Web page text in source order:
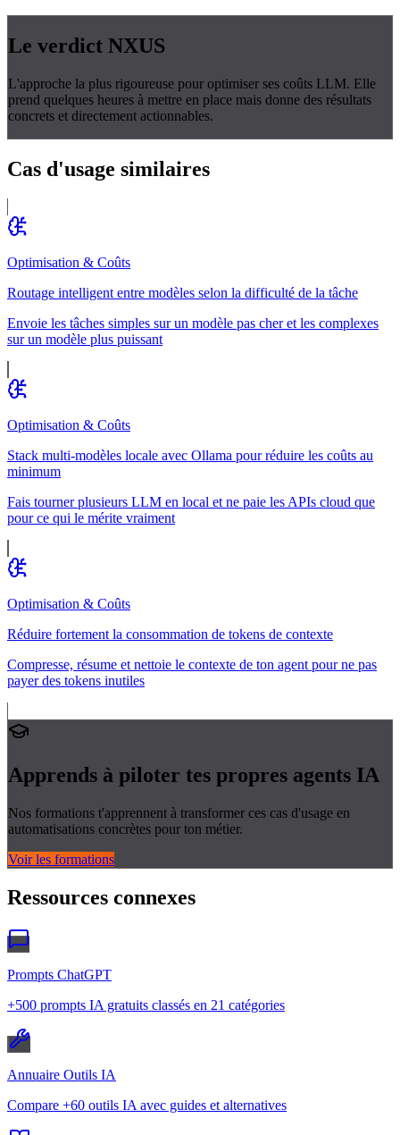
Le verdict NXUS
L'approche la plus rigoureuse pour optimiser ses coûts LLM. Elle
prend quelques heures à mettre en place mais donne des résultats
concrets et directement actionnables.
Cas d'usage similaires
Optimisation & Coûts
Routage intelligent entre modèles selon la difficulté de la tâche
Envoie les tâches simples sur un modèle pas cher et les complexes
sur un modèle plus puissant
Optimisation & Coûts
Stack multi-modèles locale avec Ollama pour réduire les coûts au
minimum
Fais tourner plusieurs LLM en local et ne paie les APIs cloud que
pour ce qui le mérite vraiment
Optimisation & Coûts
Réduire fortement la consommation de tokens de contexte
Compresse, résume et nettoie le contexte de ton agent pour ne pas
payer des tokens inutiles
Apprends à piloter tes propres agents IA
Nos formations t'apprennent à transformer ces cas d'usage en
automatisations concrètes pour ton métier.
Voir les formations
Ressources connexes
Prompts ChatGPT
+500 prompts IA gratuits classés en 21 catégories
Annuaire Outils IA
Compare +60 outils IA avec guides et alternatives